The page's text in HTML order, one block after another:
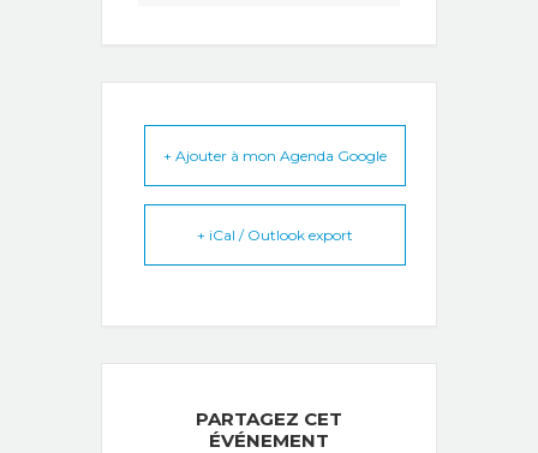
+ Ajouter à mon Agenda Google
+ iCal / Outlook export
PARTAGEZ CET
ÉVÉNEMENT